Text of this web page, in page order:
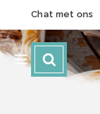
Chat met ons